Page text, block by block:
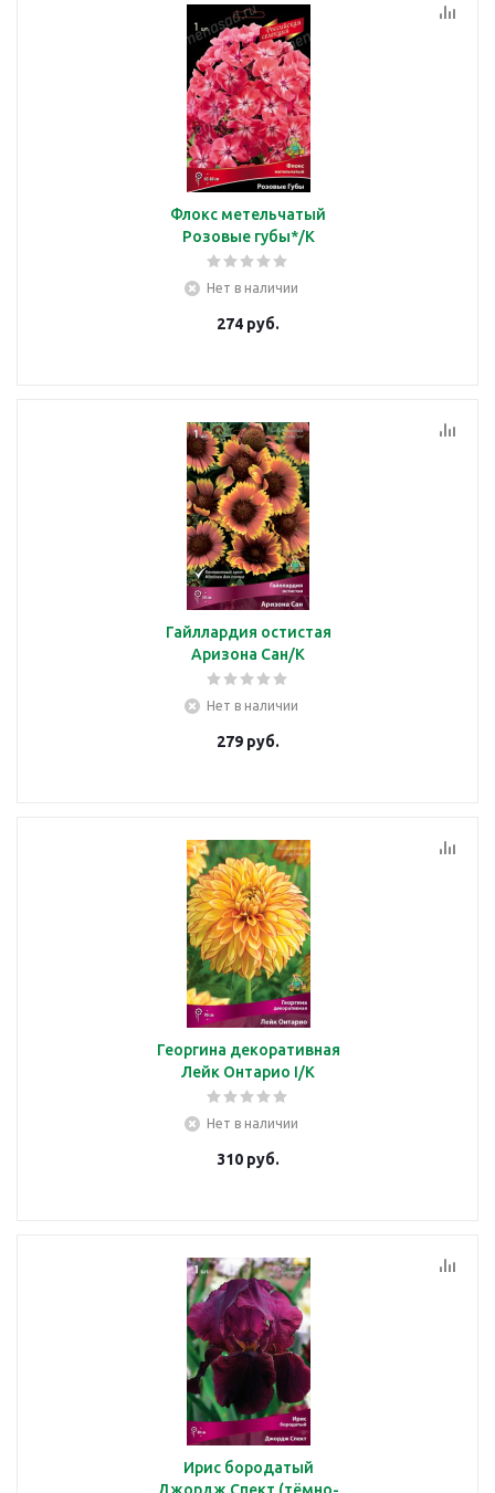
Флокс метельчатый
Розовые губы*/К
Нет в наличии
274 руб.
Гайллардия остистая
Аризона Сан/К
Нет в наличии
279 руб.
Георгина декоративная
Лейк Онтарио I/К
Нет в наличии
310 руб.
Ирис бородатый